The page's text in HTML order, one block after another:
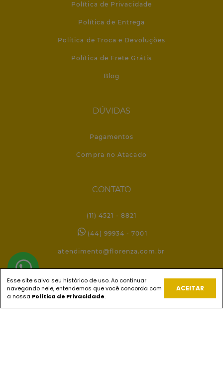
Política de Privacidade
Política de Entrega
Política de Troca e Devoluções
Política de Frete Grátis
Blog
DÚVIDAS
Pagamentos
Compra no Atacado
CONTATO
(11) 4521 - 8821
(44) 99934 - 7001
atendimento@florenza.com.br
REDES SOCIAIS
Esse site salva seu histórico de uso. Ao continuar
navegando nele, entendemos que você concorda com
a nossa Política de Privacidade.
ACEITAR